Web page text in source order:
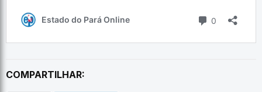
COMPARTILHAR: